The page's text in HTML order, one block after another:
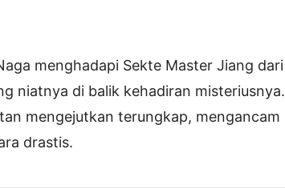
menghadapi Sekte Master Jiang dari
niatnya di balik kehadiran misteriusnya.
mengejutkan terungkap, mengancam
drastis.